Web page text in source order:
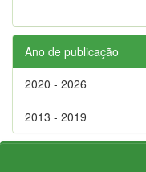
Ano de publicação
2020 - 2026
2013 - 2019